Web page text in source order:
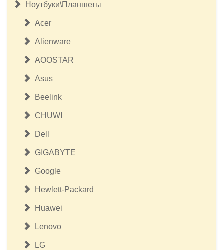
Ноутбуки\Планшеты
Acer
Alienware
AOOSTAR
Asus
Beelink
CHUWI
Dell
GIGABYTE
Google
Hewlett-Packard
Huawei
Lenovo
LG